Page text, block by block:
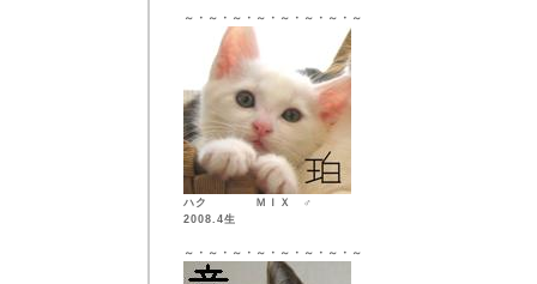
～・～・～・～・～・～・～・～
ハク ＭＩＸ ♂
2008.4生
～・～・～・～・～・～・～・～